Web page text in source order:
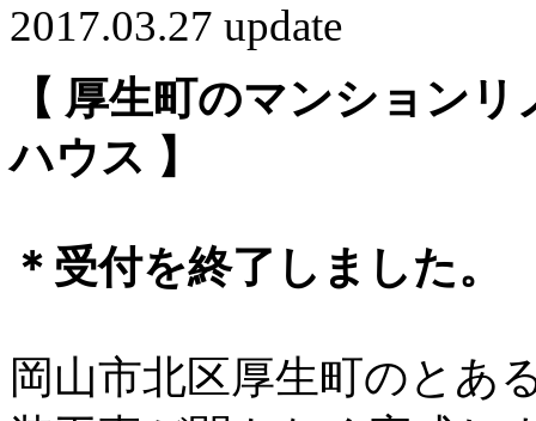
2017.03.27 update
【 厚生町のマンション
ハウス 】
＊受付を終了しました。
岡山市北区厚生町のとあ